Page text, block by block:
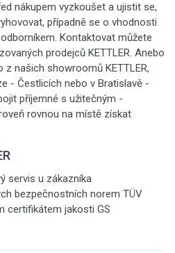
nákupem vyzkoušet a ujistit se,
případně se o vhodnosti
Kontaktovat můžete
prodejců KETTLER. Anebo
našich showroomů KETTLER,
- Čestlicích nebo v Bratislavě -
příjemné s užitečným -
rovnou na místě získat
servis u zákazníka
bezpečnostních norem TÜV
certifikátem jakosti GS